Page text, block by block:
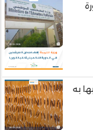
ويوقف 13 مشتبها به